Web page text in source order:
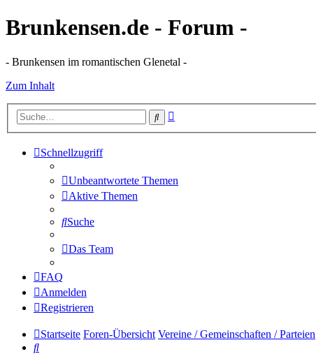
Brunkensen.de - Forum -
- Brunkensen im romantischen Glenetal -
Zum Inhalt
Suche
Schnellzugriff
Unbeantwortete Themen
Aktive Themen
Suche
Das Team
FAQ
Anmelden
Registrieren
Startseite Foren-Übersicht Vereine / Gemeinschaften / Parteien
Suche